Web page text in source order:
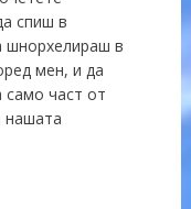
спиш в
шнорхелираш в
мен, и да
част от
нашата